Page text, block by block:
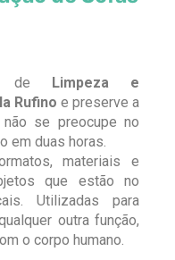
de Limpeza e
Rufino e preserve a
se preocupe no
em duas horas.
materiais e
que estão no
Utilizadas para
outra função,
o corpo humano.